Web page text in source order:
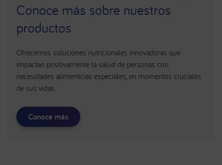
Conoce más sobre nuestros
productos
Ofrecemos soluciones nutricionales innovadoras que
impactan positivamente la salud de personas con
necesidades alimenticias especiales, en momentos cruciales
de sus vidas.
Conoce más